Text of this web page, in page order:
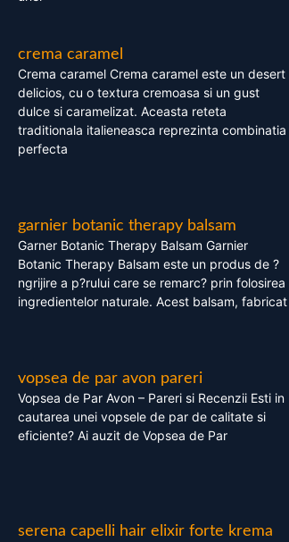
crema caramel
Crema caramel Crema caramel este un desert
delicios, cu o textura cremoasa si un gust
dulce si caramelizat. Aceasta reteta
traditionala italieneasca reprezinta combinatia
perfecta
garnier botanic therapy balsam
Garner Botanic Therapy Balsam Garnier
Botanic Therapy Balsam este un produs de ?
ngrijire a p?rului care se remarc? prin folosirea
ingredientelor naturale. Acest balsam, fabricat
vopsea de par avon pareri
Vopsea de Par Avon – Pareri si Recenzii Esti in
cautarea unei vopsele de par de calitate si
eficiente? Ai auzit de Vopsea de Par
serena capelli hair elixir forte krema